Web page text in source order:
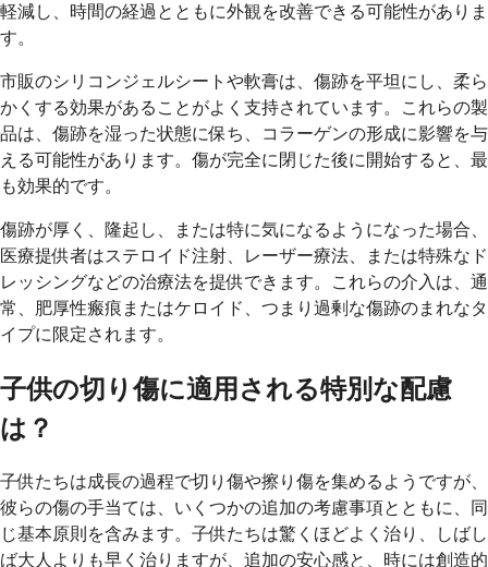
軽減し、時間の経過とともに外観を改善できる可能性がありま
す。
市販のシリコンジェルシートや軟膏は、傷跡を平坦にし、柔ら
かくする効果があることがよく支持されています。これらの製
品は、傷跡を湿った状態に保ち、コラーゲンの形成に影響を与
える可能性があります。傷が完全に閉じた後に開始すると、最
も効果的です。
傷跡が厚く、隆起し、または特に気になるようになった場合、
医療提供者はステロイド注射、レーザー療法、または特殊なド
レッシングなどの治療法を提供できます。これらの介入は、通
常、肥厚性瘢痕またはケロイド、つまり過剰な傷跡のまれなタ
イプに限定されます。
子供の切り傷に適用される特別な配慮
は？
子供たちは成長の過程で切り傷や擦り傷を集めるようですが、
彼らの傷の手当ては、いくつかの追加の考慮事項とともに、同
じ基本原則を含みます。子供たちは驚くほどよく治り、しばし
ば大人よりも早く治りますが、追加の安心感と、時には創造的